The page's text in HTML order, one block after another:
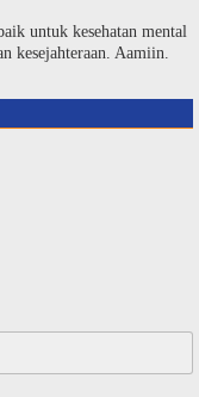
untuk kesehatan mental
kesejahteraan. Aamiin.